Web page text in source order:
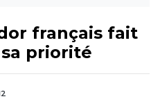
français fait
priorité